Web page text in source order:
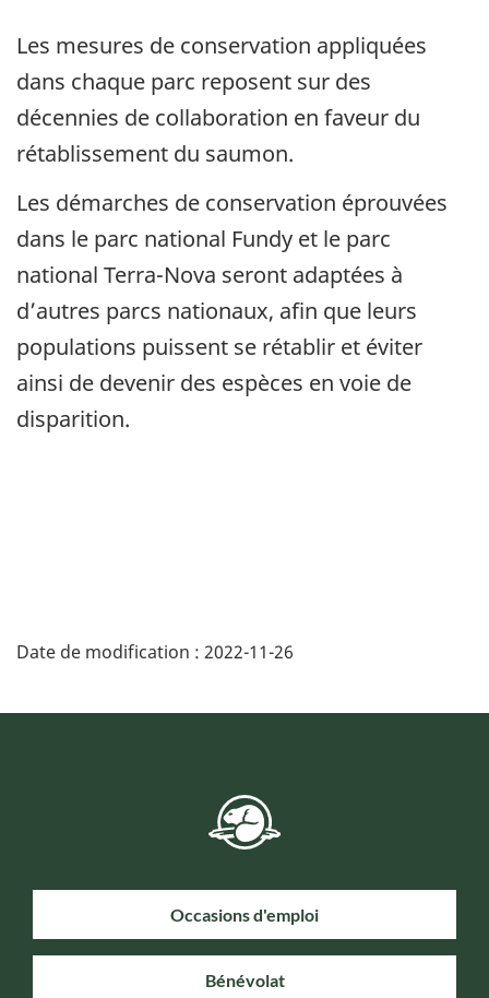
Les mesures de conservation appliquées
dans chaque parc reposent sur des
décennies de collaboration en faveur du
rétablissement du saumon.
Les démarches de conservation éprouvées
dans le parc national Fundy et le parc
national Terra-Nova seront adaptées à
d’autres parcs nationaux, afin que leurs
populations puissent se rétablir et éviter
ainsi de devenir des espèces en voie de
disparition.
Date de modification : 2022-11-26
Occasions d'emploi
Bénévolat